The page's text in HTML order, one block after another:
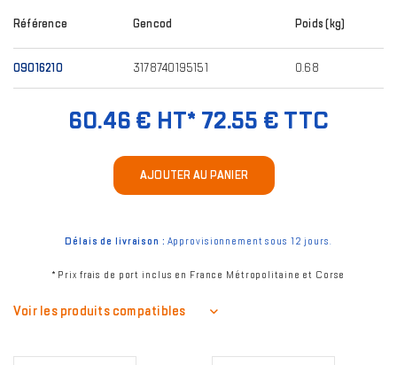
Référence Gencod Poids (kg)
09016210 3178740195151 0.68
60.46 € HT* 72.55 € TTC
AJOUTER AU PANIER
Délais de livraison : Approvisionnement sous 12 jours.
* Prix frais de port inclus en France Métropolitaine et Corse
Voir les produits compatibles